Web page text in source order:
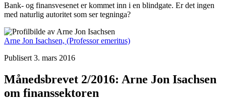
Bank- og finansvesenet er kommet inn i en blindgate. Er det ingen
med naturlig autoritet som ser tegninga?
Arne Jon Isachsen, (Professor emeritus)
Publisert 3. mars 2016
Månedsbrevet 2/2016: Arne Jon Isachsen
om finanssektoren